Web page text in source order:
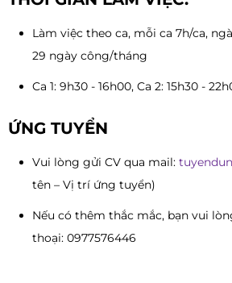
Làm việc theo ca, mỗi ca 7h/ca,
29 ngày công/tháng
Ca 1: 9h30 - 16h00, Ca 2: 15h30 -
ỨNG TUYỂN
Vui lòng gửi CV qua mail:
tên – Vị trí ứng tuyển)
Nếu có thêm thắc mắc, bạn vui
thoại: 0977576446